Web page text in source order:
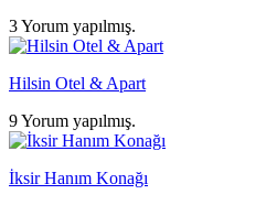
3 Yorum yapılmış.
Hilsin Otel & Apart
9 Yorum yapılmış.
İksir Hanım Konağı